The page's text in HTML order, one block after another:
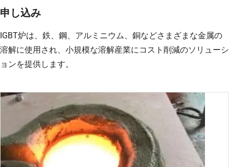
申し込み
IGBT炉は、鉄、鋼、アルミニウム、銅などさまざまな金属の
溶解に使用され、小規模な溶解産業にコスト削減のソリューシ
ョンを提供します。